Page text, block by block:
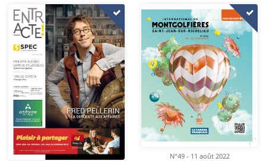
N°49 - 11 août 2022